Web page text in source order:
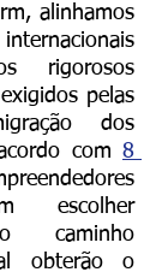
alinhamos
rigorosos
pelas
dos
com 8
escolher
o caminho
obterão o